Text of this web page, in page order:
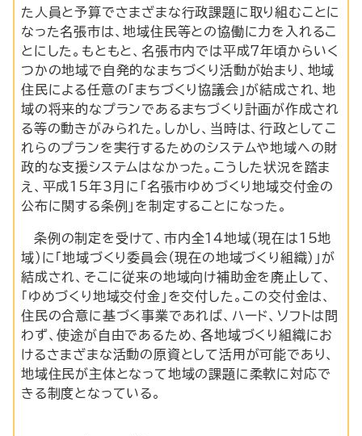
た人員と予算でさまざまな行政課題に取り組むことに
なった名張市は、地域住民等との協働に力を入れるこ
とにした。もともと、名張市内では平成7年頃からいく
つかの地域で自発的なまちづくり活動が始まり、地域
住民による任意の「まちづくり協議会」が結成され、地
域の将来的なプランであるまちづくり計画が作成され
る等の動きがみられた。しかし、当時は、行政としてこ
れらのプランを実行するためのシステムや地域への財
政的な支援システムはなかった。こうした状況を踏ま
え、平成15年3月に「名張市ゆめづくり地域交付金の
公布に関する条例」を制定することになった。
条例の制定を受けて、市内全14地域（現在は15地
域）に「地域づくり委員会（現在の地域づくり組織）」が
結成され、そこに従来の地域向け補助金を廃止して、
「ゆめづくり地域交付金」を交付した。この交付金は、
住民の合意に基づく事業であれば、ハード、ソフトは問
わず、使途が自由であるため、各地域づくり組織にお
けるさまざまな活動の原資として活用が可能であり、
地域住民が主体となって地域の課題に柔軟に対応で
きる制度となっている。